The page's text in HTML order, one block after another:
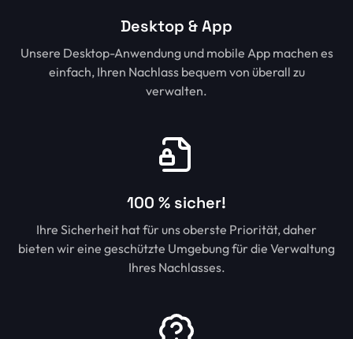
Desktop & App
Unsere Desktop-Anwendung und mobile App machen es
einfach, Ihren Nachlass bequem von überall zu
verwalten.
100 % sicher!
Ihre Sicherheit hat für uns oberste Priorität, daher
bieten wir eine geschützte Umgebung für die Verwaltung
Ihres Nachlasses.